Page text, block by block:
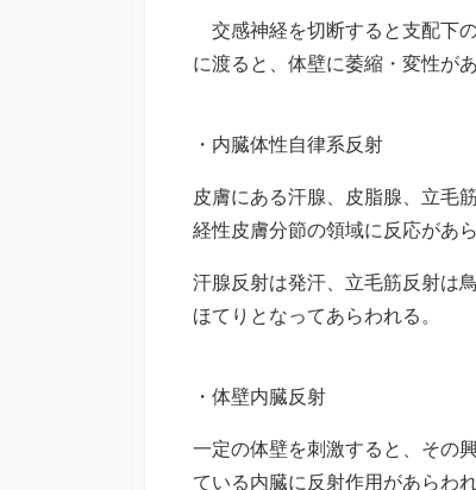
交感神経を切断すると支配下
に渡ると、体壁に萎縮・変性が
・内臓体性自律系反射
皮膚にある汗腺、皮脂腺、立毛
経性皮膚分節の領域に反応があ
汗腺反射は発汗、立毛筋反射は
ほてりとなってあらわれる。
・体壁内臓反射
一定の体壁を刺激すると、その
ている内臓に反射作用があらわ